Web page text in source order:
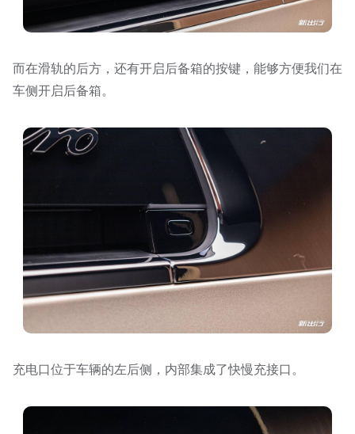
而在滑轨的后方，还有开启后备箱的按键，能够方便我们在
车侧开启后备箱。
充电口位于车辆的左后侧，内部集成了快慢充接口。